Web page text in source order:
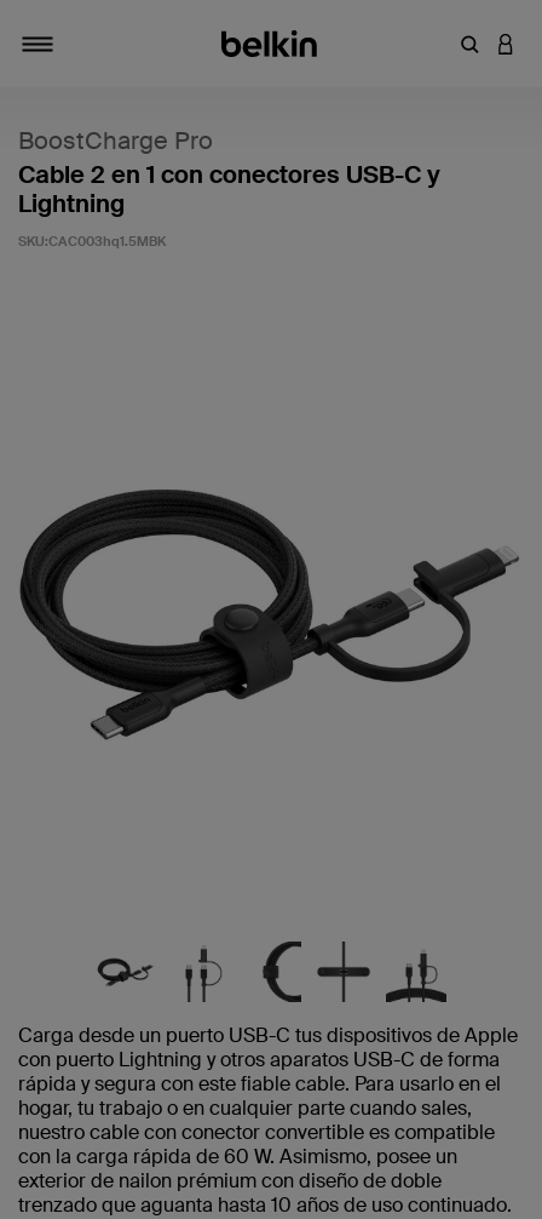
BoostCharge Pro
Cable 2 en 1 con conectores USB-C y
Lightning
SKU:CAC003hq1.5MBK
Carga desde un puerto USB-C tus dispositivos de Apple
con puerto Lightning y otros aparatos USB-C de forma
rápida y segura con este fiable cable. Para usarlo en el
hogar, tu trabajo o en cualquier parte cuando sales,
nuestro cable con conector convertible es compatible
con la carga rápida de 60 W. Asimismo, posee un
exterior de nailon prémium con diseño de doble
trenzado que aguanta hasta 10 años de uso continuado.